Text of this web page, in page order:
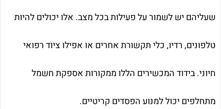
שעליהם יש לשמור על פעילות בכל מצב. אלו יכולים להיות
טלפונים, רדיו, כלי תקשורת אחרים או אפילו ציוד רפואי
חיוני. בידוד המכשירים הללו ממקורות אספקת חשמל
מתחלפים יכול למנוע הפסדים קריטיים.